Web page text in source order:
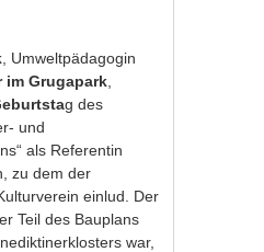
, Umweltpädagogin
im Grugapark
g des
und
als Referentin
zu dem der
einlud. Der
Teil des Bauplans
war,